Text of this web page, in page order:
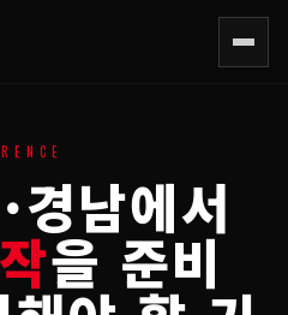
경남에서
을 준비